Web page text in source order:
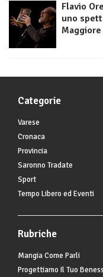
Flavio
uno
Maggiore
Categorie
Varese
Cronaca
Provincia
Saronno Tradate
Sport
Tempo Libero ed Eventi
Rubriche
Mangia Come Parli
Progettiamo Il Tuo